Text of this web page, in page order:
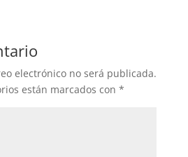
electrónico no será publicada.
están marcados con *